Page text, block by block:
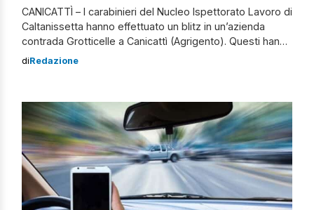
CANICATTÌ – I carabinieri del Nucleo Ispettorato Lavoro di
Caltanissetta hanno effettuato un blitz in un’azienda
contrada Grotticelle a Canicattì (Agrigento). Questi hanno
rilevato numerose irregolarità e ben otto lavoratori su
denuncia e una maxi multa di 50mila euro. Sospesa […]
diRedazione